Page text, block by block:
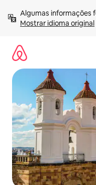
para
Mostrar idioma original